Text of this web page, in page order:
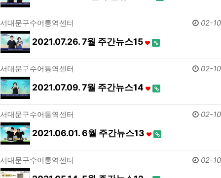
서대문구수어통역센터 02-10
2021.07.26. 7월 주간뉴스15
서대문구수어통역센터 02-10
2021.07.09. 7월 주간뉴스14
서대문구수어통역센터 02-10
2021.06.01. 6월 주간뉴스13
서대문구수어통역센터 02-10